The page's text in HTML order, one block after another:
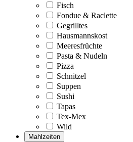
Fisch
Fondue & Raclette
Gegrilltes
Hausmannskost
Meeresfrüchte
Pasta & Nudeln
Pizza
Schnitzel
Suppen
Sushi
Tapas
Tex-Mex
Wild
Mahlzeiten